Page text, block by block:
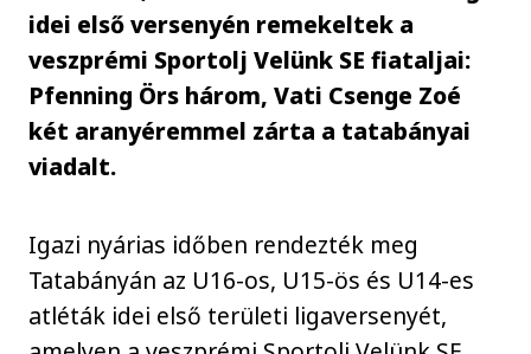
idei első versenyén remekeltek a
veszprémi Sportolj Velünk SE fiataljai:
Pfenning Örs három, Vati Csenge Zoé
két aranyéremmel zárta a tatabányai
viadalt.
Igazi nyárias időben rendezték meg
Tatabányán az U16-os, U15-ös és U14-es
atléták idei első területi ligaversenyét,